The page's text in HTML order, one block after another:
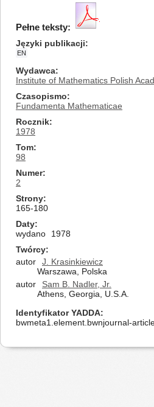
Pełne teksty:
Języki publikacji
EN
Wydawca
Institute of Mathematics Polish
Czasopismo
Fundamenta Mathematicae
Rocznik
1978
Tom
98
Numer
2
Strony
165-180
Daty
wydano
1978
Twórcy
autor
J. Krasinkiewicz
Warszawa, Polska
autor
Sam B. Nadler, Jr.
Athens, Georgia, U.S.A.
Identyfikator YADDA
bwmeta1.element.bwnjournal-